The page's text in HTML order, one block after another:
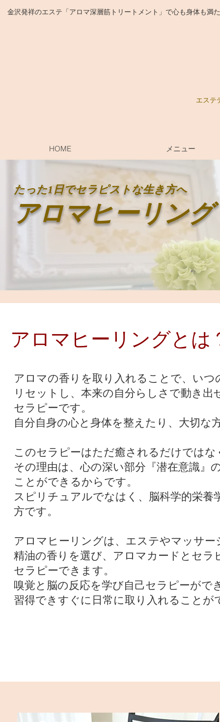
金沢発祥のエステ「アロマ深層筋トリートメント」で心も身体も満
エステ
HOME メニュー
​たった1日でセラピストな生き方へ
​アロマヒーリング
アロマヒーリングとは
アロマの香りを取り入れることで、い
リセットし、本来の自分らしさで動き
セラピーです。
自分自身の心と身体を整えたり、大切
このセラピーはただ癒されるだけでは
その理由は、心の深い部分『潜在意識』
ことができるからです。
スピリチュアルでなはく、脳科学的栄
方です。
アロマヒーリングは、エステやマッサ
精油の香りを選び、アロマカードとセ
セラピーできます。
嗅覚と脳の反応を学び自己セラピーが
習得できすぐに日常に取り入れることが